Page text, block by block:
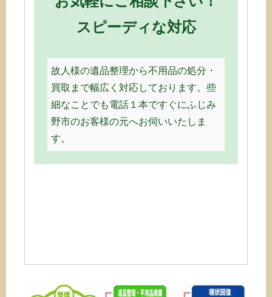
スピーディな対応
故人様の遺品整理から不用品の処分・
買取まで幅広く対応しております。些
細なことでも電話１本ですぐにふじみ
野市のお客様の元へお伺いいたしま
す。